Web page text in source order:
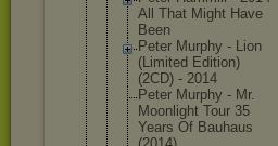
All That Might Have
Been
Peter Murphy - Lion
(Limited Edition)
(2CD) - 2014
Peter Murphy - Mr.
Moonlight Tour 35
Years Of Bauhaus